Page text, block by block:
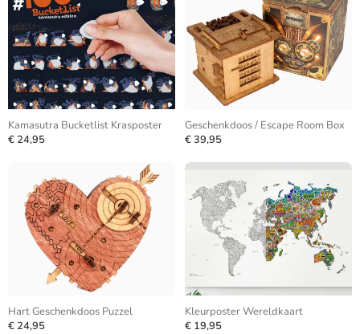
Kamasutra Bucketlist Krasposter
€ 24,95
Geschenkdoos / Escape Room Box
€ 39,95
Hart Geschenkdoos Puzzel
€ 24,95
Kleurposter Wereldkaart
€ 19,95